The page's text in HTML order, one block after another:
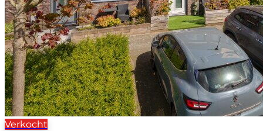
Verkocht